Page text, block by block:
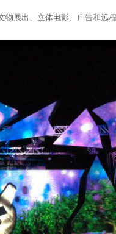
出、立体电影、广告和远